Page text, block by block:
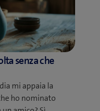
senza che
mi appaia la
ho nominato